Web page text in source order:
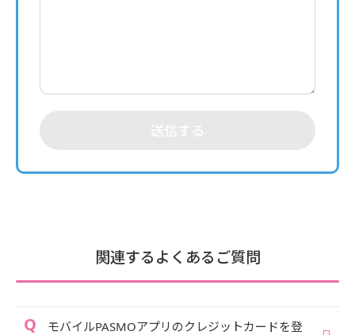
送信する
関連するよくあるご質問
モバイルPASMOアプリのクレジットカードを登